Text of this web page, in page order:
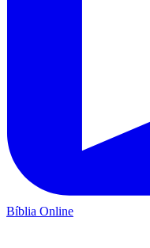
Bíblia Online